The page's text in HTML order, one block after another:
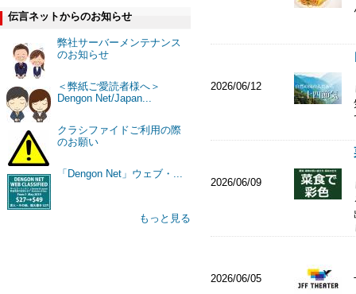
伝言ネットからのお知らせ
弊社サーバーメンテナンス
のお知らせ
＜弊紙ご愛読者様へ＞
Dengon Net/Japan...
クラシファイドご利用の際
のお願い
「Dengon Net」ウェブ・...
もっと見る
2026/06/12
2026/06/09
2026/06/05